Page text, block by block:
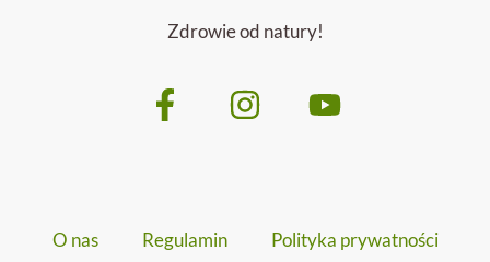
Zdrowie od natury!
O nas Regulamin Polityka prywatności